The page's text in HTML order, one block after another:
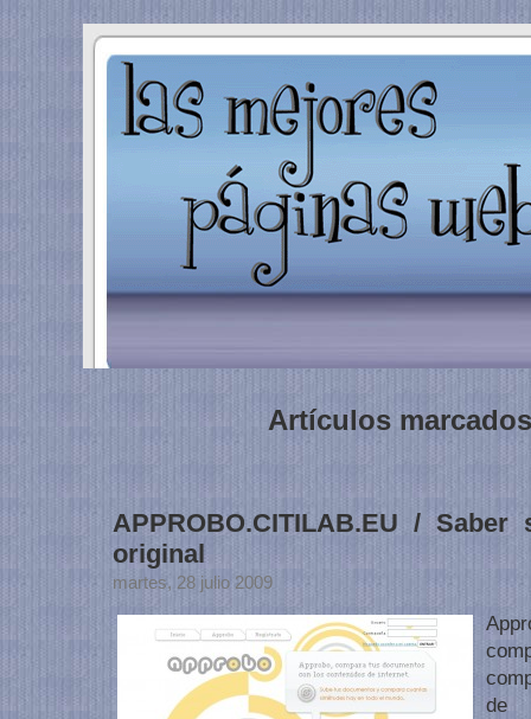
Artículos marcados
APPROBO.CITILAB.EU /
original
martes, 28 julio 2009
de